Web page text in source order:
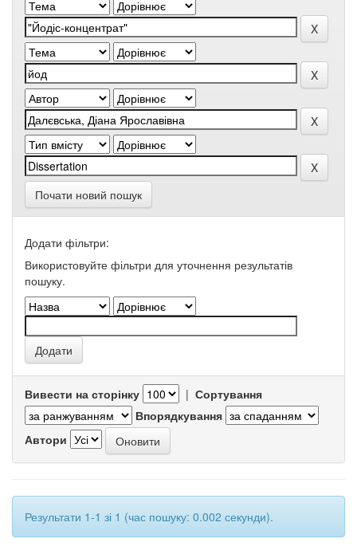
Почати новий пошук
Додати фільтри:
Використовуйте фільтри для уточнення результатів
пошуку.
Вивести на сторінку | Сортування
Впорядкування
Автори
Результати 1-1 зі 1 (час пошуку: 0.002 секунди).